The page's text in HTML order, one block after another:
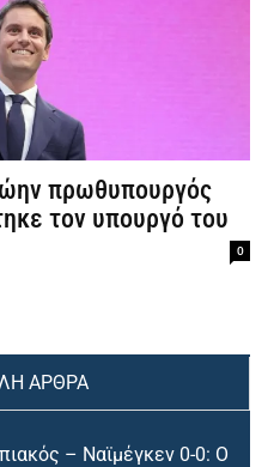
πρωθυπουργός
τον υπουργό του
0
ΑΡΘΡΑ
– Ναϊμέγκεν 0-0: Ο